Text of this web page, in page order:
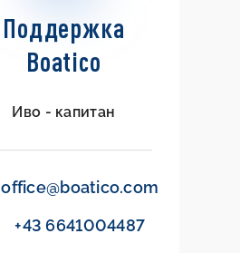
Поддержка
Boatico
Иво - капитан
office@boatico.com
+43 6641004487